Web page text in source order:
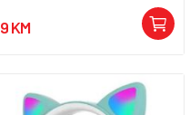
mm. 2. Osjetljivost 95dB ±3dB. 3.
Audio utikač za slušalice Ø3,5
emajlirana žica. 5. Kontroler za
slušalice s mikrofonom. 6. Žičana
9 KM